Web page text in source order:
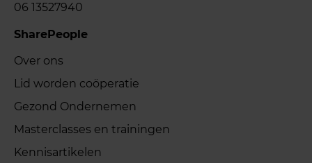
06 13527940
SharePeople
Over ons
Lid worden coöperatie
Gezond Ondernemen
Masterclasses en trainingen
Kennisartikelen